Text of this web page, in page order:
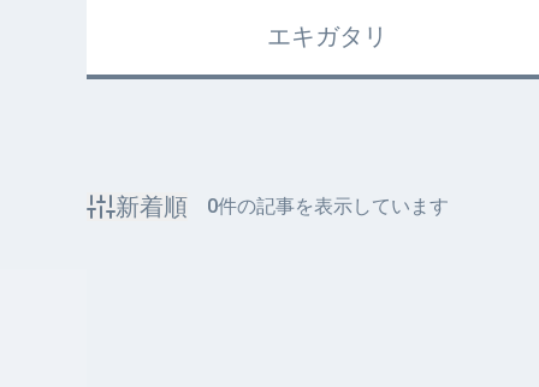
エキガタリ
新着順 0件の記事を表示しています